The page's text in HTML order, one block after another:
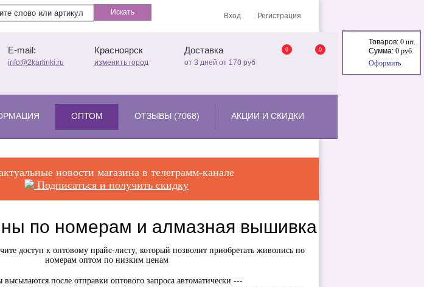
Искать Вход Регистрация
E-mail:
info@2kartinki.ru
Красноярск
изменить город
Доставка
от 3 дней от 170 руб
0 0
ОПТОМ ОТЗЫВЫ (7068) АКЦИИ И СКИДКИ
новости магазина в телеграмм-канале
Подписаться и получить скидку
по номерам и алмазная вышивка
доступ к оптовому прайс-листу, который позволит приобретать живопись по
номерам оптом по низким ценам
после отправки оптового запроса автоматически ---
Товаров: 0 шт.
Сумма: 0 руб.
Оформить